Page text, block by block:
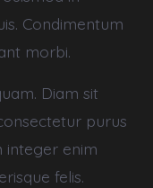
Condimentum
morbi.
Diam sit
purus
integer enim
felis.